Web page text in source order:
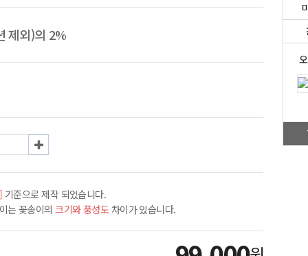
제외)의 2%
기준으로 제작 되었습니다.
는 꽃송이의크기와 풍성도 차이가 있습니다.